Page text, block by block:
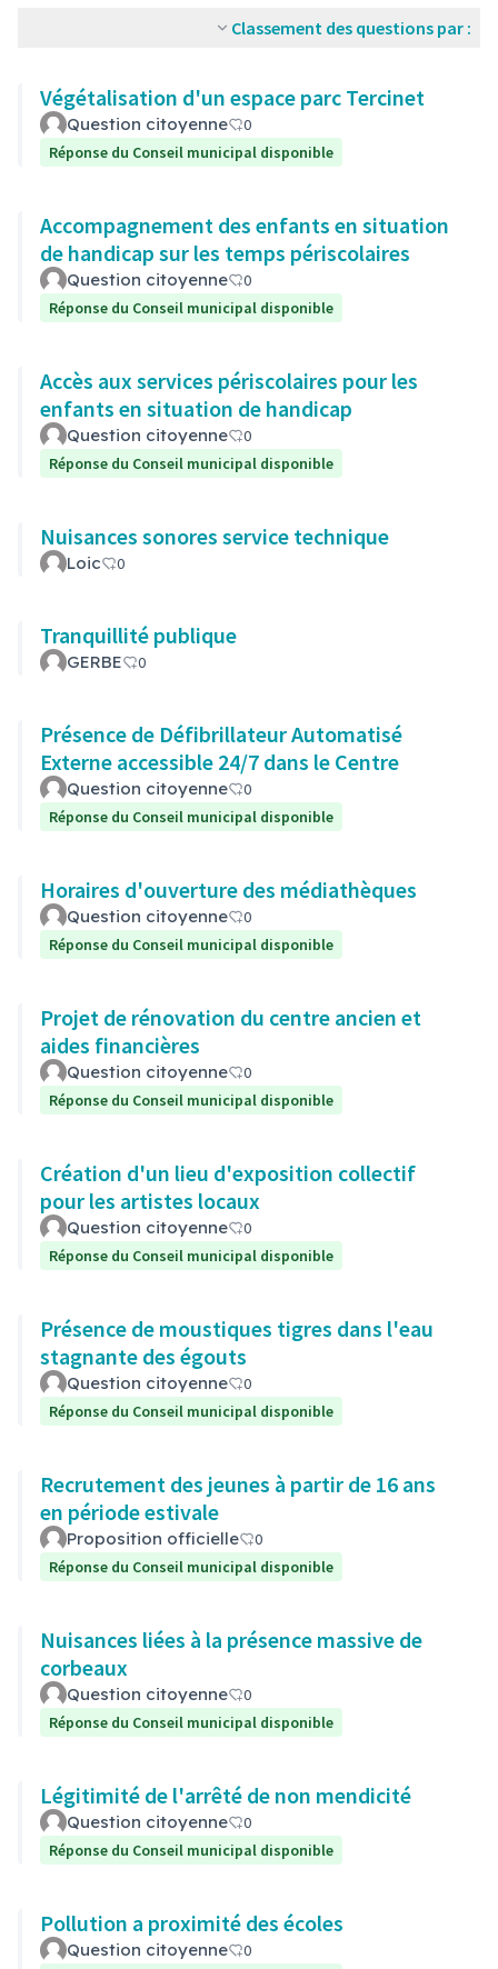
Classement des questions par :
Végétalisation d'un espace parc Tercinet
Question citoyenne
0
Réponse du Conseil municipal disponible
Accompagnement des enfants en situation
de handicap sur les temps périscolaires
Question citoyenne
0
Réponse du Conseil municipal disponible
Accès aux services périscolaires pour les
enfants en situation de handicap
Question citoyenne
0
Réponse du Conseil municipal disponible
Nuisances sonores service technique
Loic 0
Tranquillité publique
GERBE 0
Présence de Défibrillateur Automatisé
Externe accessible 24/7 dans le Centre
Question citoyenne
0
Réponse du Conseil municipal disponible
Horaires d'ouverture des médiathèques
Question citoyenne
0
Réponse du Conseil municipal disponible
Projet de rénovation du centre ancien et
aides financières
Question citoyenne
0
Réponse du Conseil municipal disponible
Création d'un lieu d'exposition collectif
pour les artistes locaux
Question citoyenne
0
Réponse du Conseil municipal disponible
Présence de moustiques tigres dans l'eau
stagnante des égouts
Question citoyenne
0
Réponse du Conseil municipal disponible
Recrutement des jeunes à partir de 16 ans
en période estivale
Proposition officielle
0
Réponse du Conseil municipal disponible
Nuisances liées à la présence massive de
corbeaux
Question citoyenne
0
Réponse du Conseil municipal disponible
Légitimité de l'arrêté de non mendicité
Question citoyenne
0
Réponse du Conseil municipal disponible
Pollution a proximité des écoles
Question citoyenne
0